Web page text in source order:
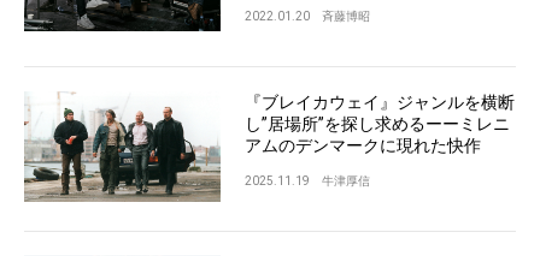
2022.01.20 斉藤博昭
『ブレイカウェイ』ジャンルを横断
し”居場所”を探し求めるーーミレニ
アムのデンマークに現れた快作
2025.11.19 牛津厚信